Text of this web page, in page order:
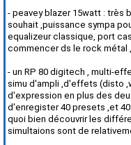
- peavey blazer 15watt : très
souhait ,puissance sympa
equalizeur classique, port
commencer ds le rock métal
- un RP 80 digitech , multi-
simu d'ampli ,d'effets (disto
d'expression en plus des
d'enregister 40 presets ,et
quoi bien découvrir les
simultaions sont de